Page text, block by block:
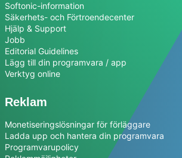
Softonic-information
Säkerhets- och Förtroendecenter
Hjälp & Support
Jobb
Editorial Guidelines
Lägg till din programvara / app
Verktyg online
Reklam
Monetiseringslösningar för förläggare
Ladda upp och hantera din programvara
Programvarupolicy